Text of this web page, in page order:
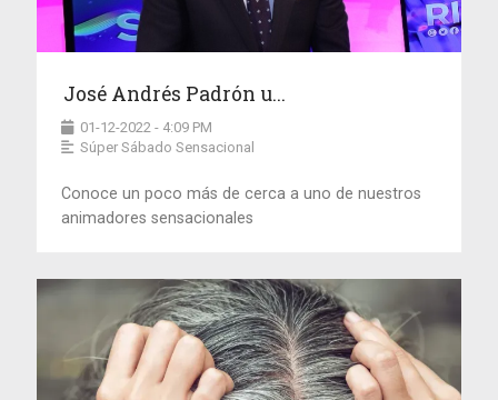
José Andrés Padrón u...
01-12-2022 - 4:09 PM
Súper Sábado Sensacional
Conoce un poco más de cerca a uno de nuestros
animadores sensacionales